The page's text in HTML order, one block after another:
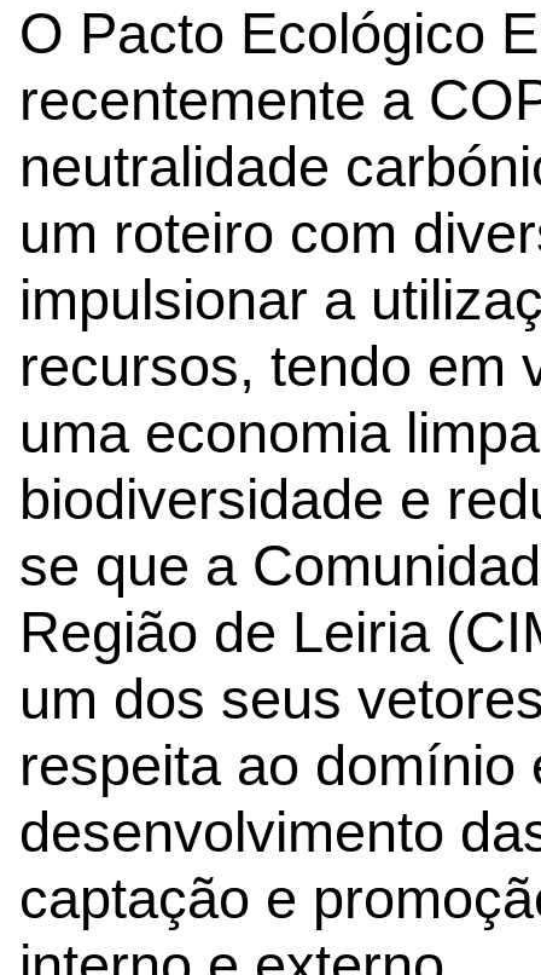
O Pacto Ecológico
recentemente a
neutralidade
um roteiro com
impulsionar a
recursos, tendo em
uma economia
biodiversidade e
se que a
Região de Leiria
um dos seus
respeita ao domínio
desenvolvimento
captação e